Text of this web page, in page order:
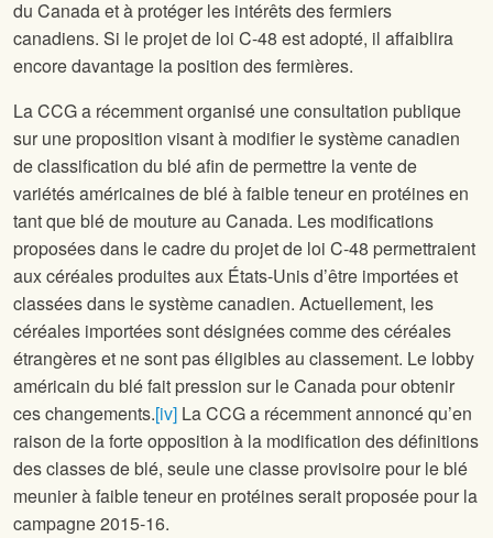
du Canada et à protéger les intérêts des fermiers
canadiens. Si le projet de loi C-48 est adopté, il affaiblira
encore davantage la position des fermières.
La CCG a récemment organisé une consultation publique
sur une proposition visant à modifier le système canadien
de classification du blé afin de permettre la vente de
variétés américaines de blé à faible teneur en protéines en
tant que blé de mouture au Canada. Les modifications
proposées dans le cadre du projet de loi C-48 permettraient
aux céréales produites aux États-Unis d’être importées et
classées dans le système canadien. Actuellement, les
céréales importées sont désignées comme des céréales
étrangères et ne sont pas éligibles au classement. Le lobby
américain du blé fait pression sur le Canada pour obtenir
ces changements.[iv] La CCG a récemment annoncé qu’en
raison de la forte opposition à la modification des définitions
des classes de blé, seule une classe provisoire pour le blé
meunier à faible teneur en protéines serait proposée pour la
campagne 2015-16.